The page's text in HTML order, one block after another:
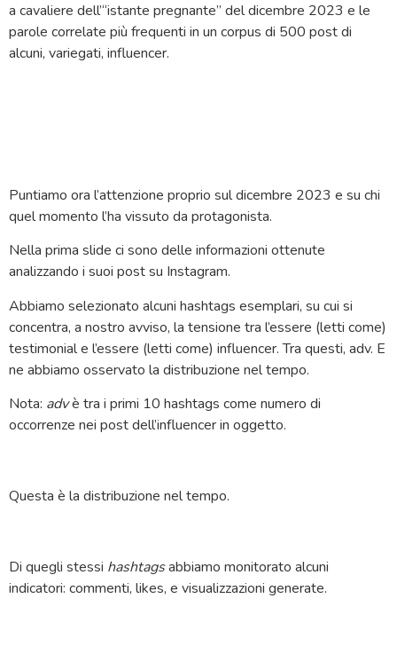
a cavaliere dell’“istante pregnante” del dicembre 2023 e le
parole correlate più frequenti in un corpus di 500 post di
alcuni, variegati, influencer.
Puntiamo ora l’attenzione proprio sul dicembre 2023 e su chi
quel momento l’ha vissuto da protagonista.
Nella prima slide ci sono delle informazioni ottenute
analizzando i suoi post su Instagram.
Abbiamo selezionato alcuni hashtags esemplari, su cui si
concentra, a nostro avviso, la tensione tra l’essere (letti come)
testimonial e l’essere (letti come) influencer. Tra questi, adv. E
ne abbiamo osservato la distribuzione nel tempo.
Nota: advè tra i primi 10 hashtags come numero di
occorrenze nei post dell’influencer in oggetto.
Questa è la distribuzione nel tempo.
Di quegli stessi hashtagsabbiamo monitorato alcuni
indicatori: commenti, likes, e visualizzazioni generate.